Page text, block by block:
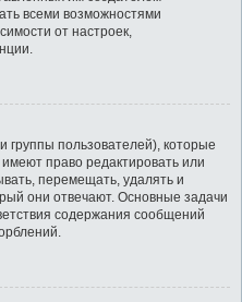
всеми возможностями
от настроек,
пользователей), которые
право редактировать или
перемещать, удалять и
они отвечают. Основные задачи
содержания сообщений